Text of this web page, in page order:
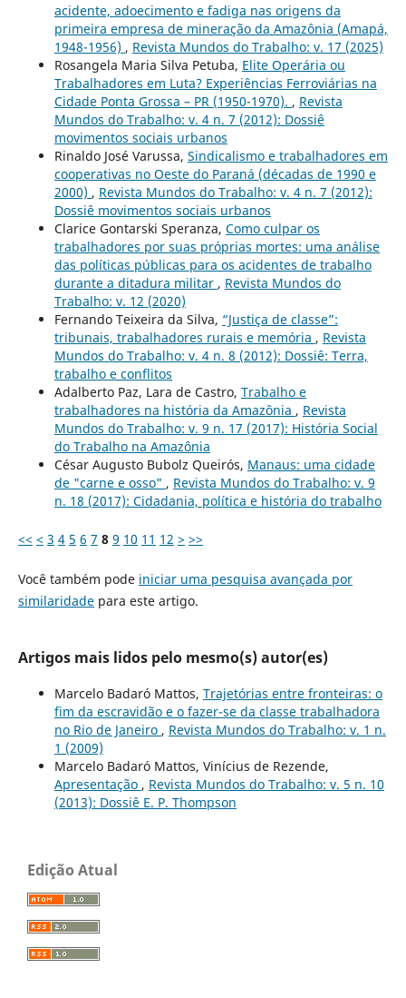
acidente, adoecimento e fadiga nas origens da
primeira empresa de mineração da Amazônia (Amapá,
1948-1956) , Revista Mundos do Trabalho: v. 17 (2025)
Rosangela Maria Silva Petuba, Elite Operária ou
Trabalhadores em Luta? Experiências Ferroviárias na
Cidade Ponta Grossa – PR (1950-1970). , Revista
Mundos do Trabalho: v. 4 n. 7 (2012): Dossiê
movimentos sociais urbanos
Rinaldo José Varussa, Sindicalismo e trabalhadores em
cooperativas no Oeste do Paraná (décadas de 1990 e
2000) , Revista Mundos do Trabalho: v. 4 n. 7 (2012):
Dossiê movimentos sociais urbanos
Clarice Gontarski Speranza, Como culpar os
trabalhadores por suas próprias mortes: uma análise
das políticas públicas para os acidentes de trabalho
durante a ditadura militar , Revista Mundos do
Trabalho: v. 12 (2020)
Fernando Teixeira da Silva, “Justiça de classe”:
tribunais, trabalhadores rurais e memória , Revista
Mundos do Trabalho: v. 4 n. 8 (2012): Dossiê: Terra,
trabalho e conflitos
Adalberto Paz, Lara de Castro, Trabalho e
trabalhadores na história da Amazônia , Revista
Mundos do Trabalho: v. 9 n. 17 (2017): História Social
do Trabalho na Amazônia
César Augusto Bubolz Queirós, Manaus: uma cidade
de "carne e osso" , Revista Mundos do Trabalho: v. 9
n. 18 (2017): Cidadania, política e história do trabalho
<< < 3 4 5 6 7 8 9 10 11 12 > >>
Você também pode iniciar uma pesquisa avançada por
similaridadepara este artigo.
Artigos mais lidos pelo mesmo(s) autor(es)
Marcelo Badaró Mattos, Trajetórias entre fronteiras: o
fim da escravidão e o fazer-se da classe trabalhadora
no Rio de Janeiro , Revista Mundos do Trabalho: v. 1 n.
1 (2009)
Marcelo Badaró Mattos, Vinícius de Rezende,
Apresentação , Revista Mundos do Trabalho: v. 5 n. 10
(2013): Dossiê E. P. Thompson
Edição Atual